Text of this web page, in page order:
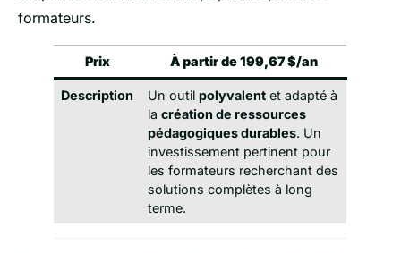
formateurs.
Prix À partir de 199,67 $/an
Description Un outilpolyvalent et adapté à
lacréation de ressources
pédagogiques durables. Un
investissement pertinent pour
les formateurs recherchant des
solutions complètes à long
terme.